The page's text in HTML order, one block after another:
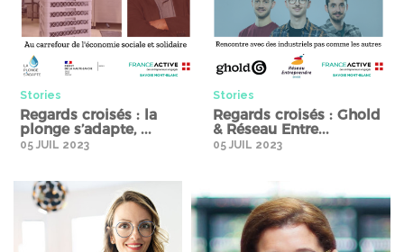
Stories
Regards croisés : la
plonge s’adapte, ...
05 JUIL 2023
Stories
Regards croisés : Ghold
& Réseau Entre...
05 JUIL 2023
Stories" />